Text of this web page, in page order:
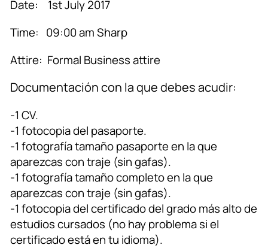
Date: 1st July 2017
Time: 09:00 am Sharp
Attire: Formal Business attire
Documentación con la que debes acudir:
-1 CV.
-1 fotocopia del pasaporte.
-1 fotografía tamaño pasaporte en la que
aparezcas con traje (sin gafas).
-1 fotografía tamaño completo en la que
aparezcas con traje (sin gafas).
-1 fotocopia del certificado del grado más alto de
estudios cursados (no hay problema si el
certificado está en tu idioma).